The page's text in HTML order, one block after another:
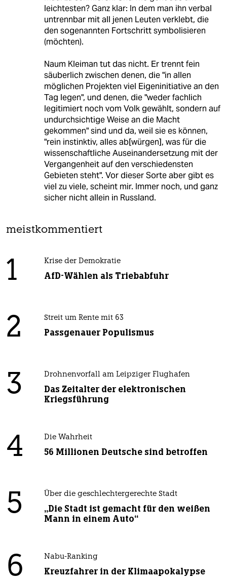
leichtesten? Ganz klar: In dem man ihn verbal
untrennbar mit all jenen Leuten verklebt, die
den sogenannten Fortschritt symbolisieren
(möchten).
Naum Kleiman tut das nicht. Er trennt fein
säuberlich zwischen denen, die "in allen
möglichen Projekten viel Eigeninitiative an den
Tag legen", und denen, die "weder fachlich
legitimiert noch vom Volk gewählt, sondern auf
undurchsichtige Weise an die Macht
gekommen" sind und da, weil sie es können,
"rein instinktiv, alles ab[würgen], was für die
wissenschaftliche Auseinandersetzung mit der
Vergangenheit auf den verschiedensten
Gebieten steht". Vor dieser Sorte aber gibt es
viel zu viele, scheint mir. Immer noch, und ganz
sicher nicht allein in Russland.
meistkommentiert
1 Krise der Demokratie
AfD-Wählen als Triebabfuhr
2 Streit um Rente mit 63
Passgenauer Populismus
3 Drohnenvorfall am Leipziger Flughafen
Das Zeitalter der elektronischen
Kriegsführung
4 Die Wahrheit
56 Millionen Deutsche sind betroffen
5 Über die geschlechtergerechte Stadt
„Die Stadt ist gemacht für den weißen
Mann in einem Auto“
6 Nabu-Ranking
Kreuzfahrer in der Klimaapokalypse